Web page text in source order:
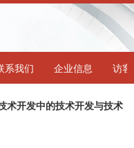
系我们 企业信息 访客
术开发中的技术开发与技术